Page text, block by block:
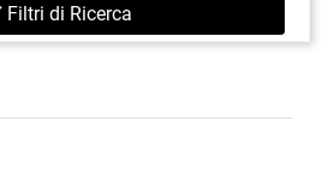
Filtri di Ricerca